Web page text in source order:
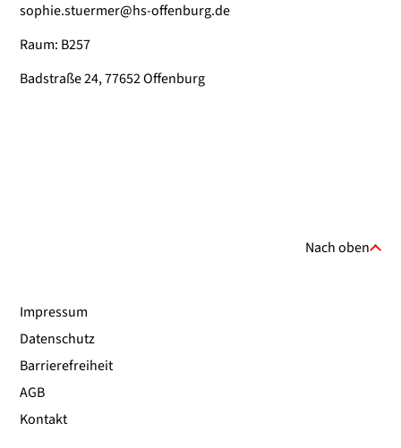
sophie.stuermer@hs-offenburg.de
Raum: B257
Badstraße 24, 77652 Offenburg
Nach oben
Impressum
Datenschutz
Barrierefreiheit
AGB
Kontakt